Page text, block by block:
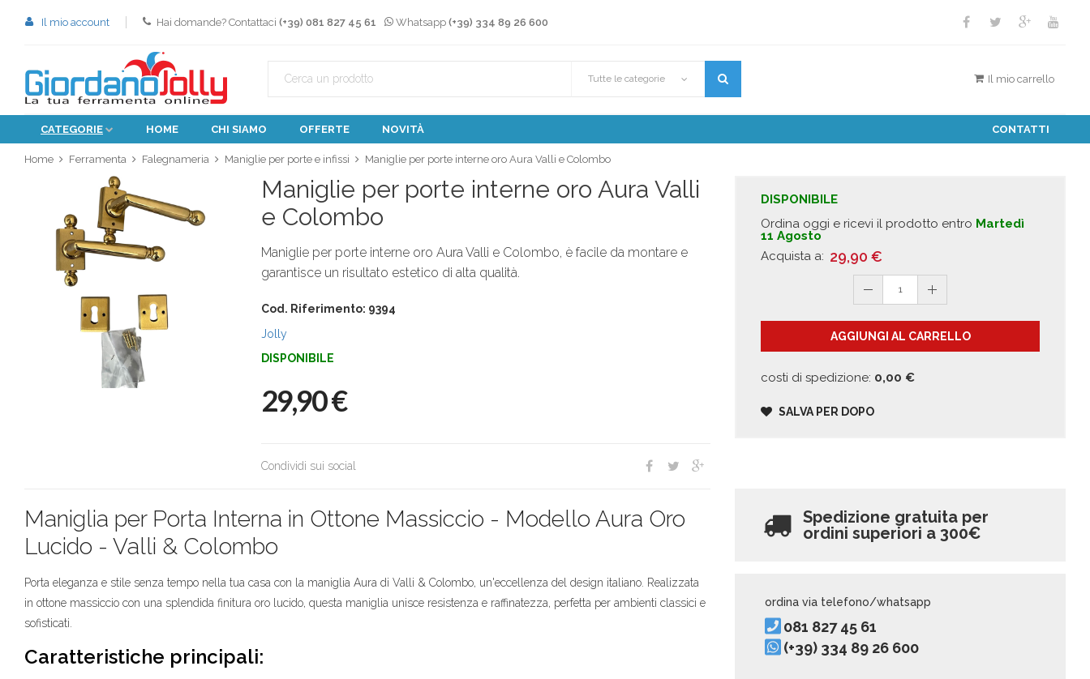
Il mio account Hai domande? Contattaci (+39) 081 827 45 61 Whatsapp (+39) 334 89 26 600
Tutte le categorie Il mio carrello
CATEGORIE HOME CHI SIAMO OFFERTE NOVITÀ CONTATTI
Home Ferramenta Falegnameria Maniglie per porte e infissi Maniglie per porte interne oro Aura Valli e Colombo
Maniglie per porte interne oro Aura Valli
e Colombo
Maniglie per porte interne oro Aura Valli e Colombo, è facile da montare e
garantisce un risultato estetico di alta qualità.
Cod. Riferimento: 9394
Jolly
DISPONIBILE
29,90€
Condividi sui social
DISPONIBILE
Ordina oggi e ricevi il prodotto entro Martedì
11 Agosto
Acquista a: 29,90 €
1
AGGIUNGI AL CARRELLO
costi di spedizione: 0,00 €
SALVA PER DOPO
Maniglia per Porta Interna in Ottone Massiccio - Modello Aura Oro
Lucido - Valli & Colombo
Porta eleganza e stile senza tempo nella tua casa con la maniglia Aura di Valli & Colombo, un'eccellenza del design italiano. Realizzata
in ottone massiccio con una splendida finitura oro lucido, questa maniglia unisce resistenza e raffinatezza, perfetta per ambienti classici e
sofisticati.
Caratteristiche principali:
Spedizione gratuita per
ordini superiori a 300€
ordina via telefono/whatsapp
081 827 45 61
(+39) 334 89 26 600